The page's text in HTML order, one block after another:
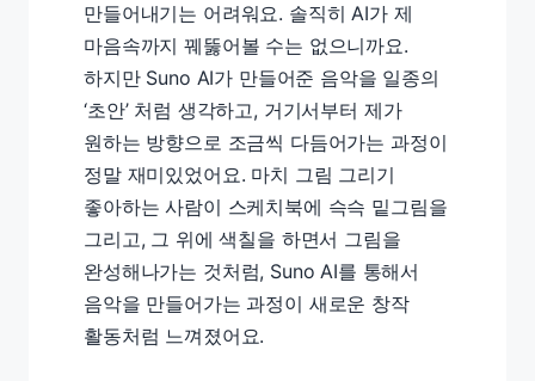
만들어내기는 어려워요. 솔직히 AI가 제
마음속까지 꿰뚫어볼 수는 없으니까요.
하지만 Suno AI가 만들어준 음악을 일종의
‘초안’ 처럼 생각하고, 거기서부터 제가
원하는 방향으로 조금씩 다듬어가는 과정이
정말 재미있었어요. 마치 그림 그리기
좋아하는 사람이 스케치북에 슥슥 밑그림을
그리고, 그 위에 색칠을 하면서 그림을
완성해나가는 것처럼, Suno AI를 통해서
음악을 만들어가는 과정이 새로운 창작
활동처럼 느껴졌어요.